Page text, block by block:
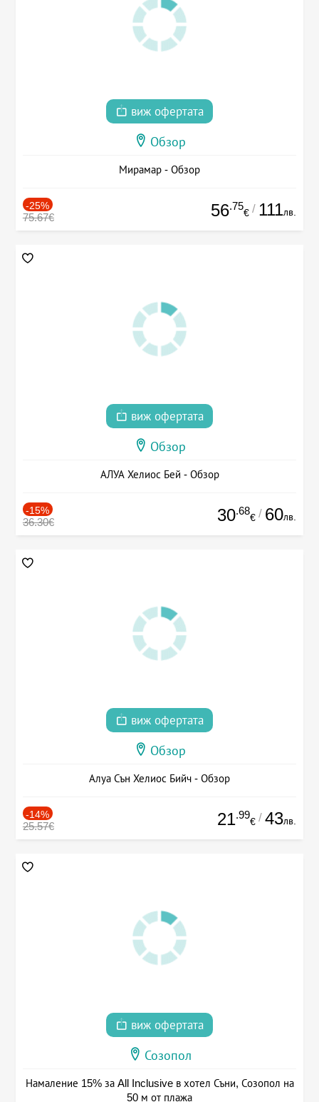
виж офертата
Обзор
Мирамар - Обзор
-25%
75.67€ 56.75
€ / 111лв.
виж офертата
Обзор
АЛУА Хелиос Бей - Обзор
-15%
36.30€ 30.68
€ / 60лв.
виж офертата
Обзор
Алуа Сън Хелиос Бийч - Обзор
-14%
25.57€ 21.99
€ / 43лв.
виж офертата
Созопол
Намаление 15% за All Inclusive в хотел Съни, Созопол на
50 м от плажа